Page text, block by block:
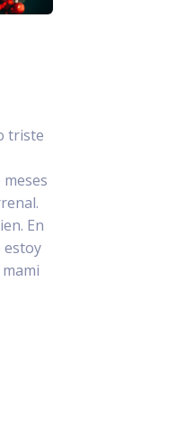
triste
En
estoy